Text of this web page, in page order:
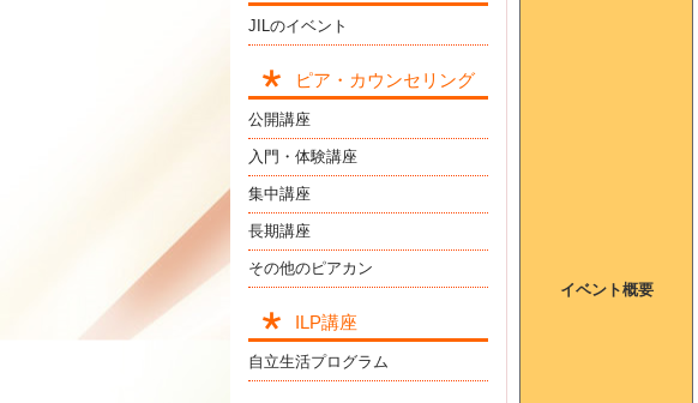
イベント概要
JILのイベント
ピア・カウンセリング
公開講座
入門・体験講座
集中講座
長期講座
その他のピアカン
ILP講座
自立生活プログラム